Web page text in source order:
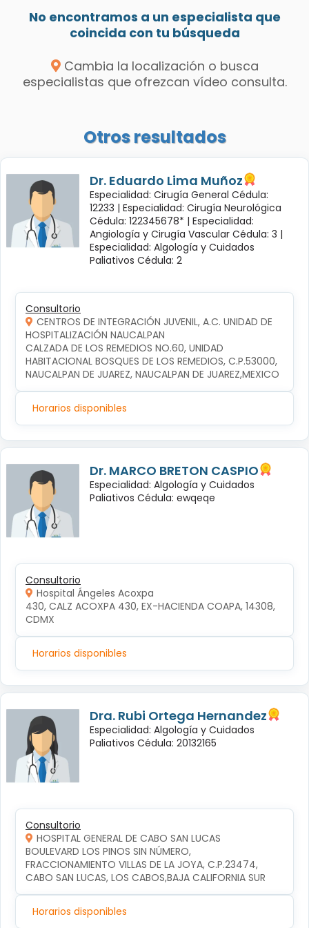
No encontramos a un especialista que
coincida con tu búsqueda
Cambia la localización o busca
especialistas que ofrezcan vídeo consulta.
Otros resultados
Dr. Eduardo Lima Muñoz
Especialidad: Cirugía General Cédula:
12233 | Especialidad: Cirugía Neurológica
Cédula: 122345678* | Especialidad:
Angiología y Cirugía Vascular Cédula: 3 |
Especialidad: Algología y Cuidados
Paliativos Cédula: 2
Consultorio
CENTROS DE INTEGRACIÓN JUVENIL, A.C. UNIDAD DE
HOSPITALIZACIÓN NAUCALPAN
CALZADA DE LOS REMEDIOS NO.60, UNIDAD
HABITACIONAL BOSQUES DE LOS REMEDIOS, C.P.53000,
NAUCALPAN DE JUAREZ, NAUCALPAN DE JUAREZ,MEXICO
Horarios disponibles
Dr. MARCO BRETON CASPIO
Especialidad: Algología y Cuidados
Paliativos Cédula: ewqeqe
Consultorio
Hospital Ángeles Acoxpa
430, CALZ ACOXPA 430, EX-HACIENDA COAPA, 14308,
CDMX
Horarios disponibles
Dra. Rubi Ortega Hernandez
Especialidad: Algología y Cuidados
Paliativos Cédula: 20132165
Consultorio
HOSPITAL GENERAL DE CABO SAN LUCAS
BOULEVARD LOS PINOS SIN NÚMERO,
FRACCIONAMIENTO VILLAS DE LA JOYA, C.P.23474,
CABO SAN LUCAS, LOS CABOS,BAJA CALIFORNIA SUR
Horarios disponibles